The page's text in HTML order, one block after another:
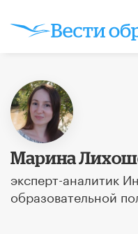
Марина
эксперт-аналитик
образовательной